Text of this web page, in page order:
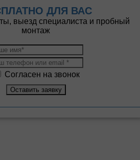
ДЛЯ ВАС
выезд специалиста и пробный
монтаж
Согласен на звонок